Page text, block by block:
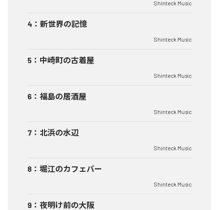
Shinteck Music
4 ： 新世界の記憶
Shinteck Music
5 ： 中崎町の古着屋
Shinteck Music
6 ： 福島の居酒屋
Shinteck Music
7 ： 北浜の水辺
Shinteck Music
8 ： 堀江のカフェバー
Shinteck Music
9 ： 夜明け前の大阪